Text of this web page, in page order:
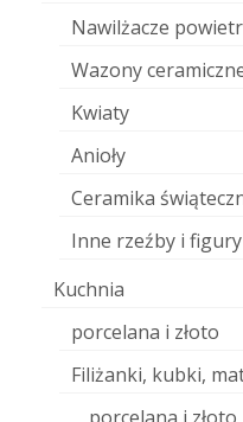
Nawilżacze
Wazony
Kwiaty
Anioły
Ceramika
Inne rzeźby i figury
Kuchnia
porcelana i złoto
Filiżanki, kubki,